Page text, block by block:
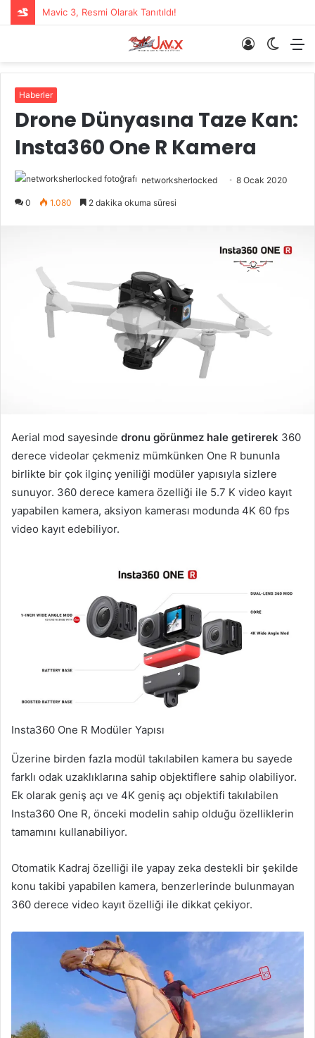
Mavic 3, Resmi Olarak Tanıtıldı!
Dış
Giriş
Haberler
Drone Dünyasına Taze Kan:
Insta360 One R Kamera
networksherlocked 8 Ocak 2020
0 1.080 2 dakika okuma süresi
Aerial mod sayesinde dronu görünmez hale getirerek 360
derece videolar çekmeniz mümkünken One R bununla
birlikte bir çok ilginç yeniliği modüler yapısıyla sizlere
sunuyor. 360 derece kamera özelliği ile 5.7 K video kayıt
yapabilen kamera, aksiyon kamerası modunda 4K 60 fps
video kayıt edebiliyor.
Insta360 One R Modüler Yapısı
Üzerine birden fazla modül takılabilen kamera bu sayede
farklı odak uzaklıklarına sahip objektiflere sahip olabiliyor.
Ek olarak geniş açı ve 4K geniş açı objektifi takılabilen
Insta360 One R, önceki modelin sahip olduğu özelliklerin
tamamını kullanabiliyor.
Otomatik Kadraj özelliği ile yapay zeka destekli bir şekilde
konu takibi yapabilen kamera, benzerlerinde bulunmayan
360 derece video kayıt özelliği ile dikkat çekiyor.